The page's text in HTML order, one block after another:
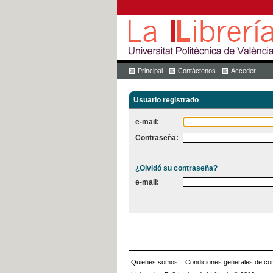
Principal Contáctenos Acceder
Usuario registrado
e-mail:
Contraseña:
¿Olvidó su contraseña?
e-mail:
Quienes somos :: Condiciones generales de